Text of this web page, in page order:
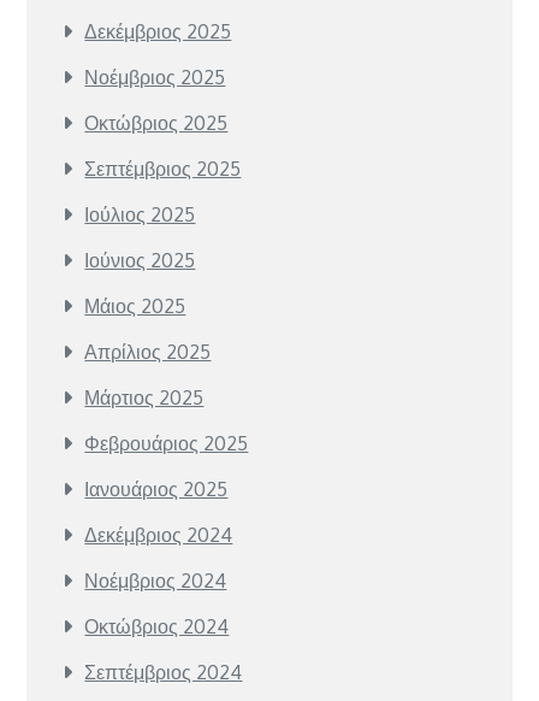
Δεκέμβριος 2025
Νοέμβριος 2025
Οκτώβριος 2025
Σεπτέμβριος 2025
Ιούλιος 2025
Ιούνιος 2025
Μάιος 2025
Απρίλιος 2025
Μάρτιος 2025
Φεβρουάριος 2025
Ιανουάριος 2025
Δεκέμβριος 2024
Νοέμβριος 2024
Οκτώβριος 2024
Σεπτέμβριος 2024